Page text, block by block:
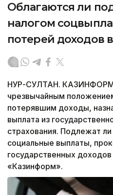
Облагаются ли
налогом
потерей доходов
НУР-СУЛТАН. КАЗИНФОРМ
чрезвычайным
потерявшим доходы,
выплата из
страхования. Подлежат
социальные выплаты,
государственных
«Казинформ».